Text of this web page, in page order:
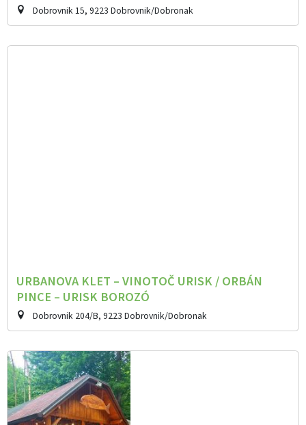
Dobrovnik 15, 9223 Dobrovnik/Dobronak
URBANOVA KLET – VINOTOČ URISK / ORBÁN
PINCE – URISK BOROZÓ
Dobrovnik 204/B, 9223 Dobrovnik/Dobronak